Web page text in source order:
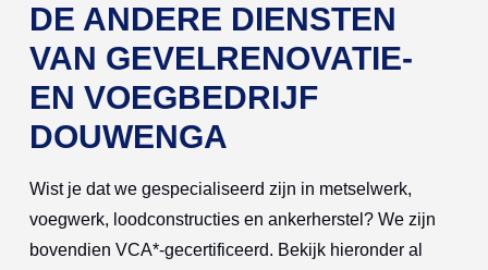
DE ANDERE DIENSTEN
VAN GEVELRENOVATIE-
EN VOEGBEDRIJF
DOUWENGA
Wist je dat we gespecialiseerd zijn in metselwerk,
voegwerk, loodconstructies en ankerherstel? We zijn
bovendien VCA*-gecertificeerd. Bekijk hieronder al